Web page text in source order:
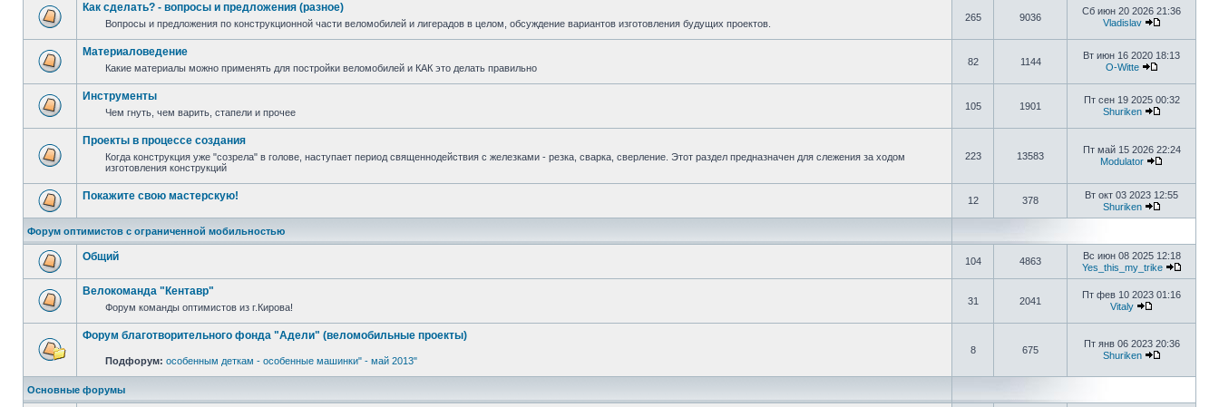
Как сделать? - вопросы и предложения (разное)
Вопросы и предложения по конструкционной части веломобилей и лигерадов в целом, обсуждение вариантов изготовления будущих проектов.
265 9036
Сб июн 20 2026 21:36
Vladislav
Материаловедение
Какие материалы можно применять для постройки веломобилей и КАК это делать правильно
82 1144
Вт июн 16 2020 18:13
O-Witte
Инструменты
Чем гнуть, чем варить, стапели и прочее
105 1901
Пт сен 19 2025 00:32
Shuriken
Проекты в процессе создания
Когда конструкция уже "созрела" в голове, наступает период священнодействия с железками - резка, сварка, сверление. Этот раздел предназначен для слежения за ходом
изготовления конструкций
223 13583
Пт май 15 2026 22:24
Modulator
Покажите свою мастерскую! 12 378
Вт окт 03 2023 12:55
Shuriken
Форум оптимистов с ограниченной мобильностью
Общий 104 4863
Вс июн 08 2025 12:18
Yes_this_my_trike
Велокоманда "Кентавр"
Форум команды оптимистов из г.Кирова!
31 2041
Пт фев 10 2023 01:16
Vitaly
Форум благотворительного фонда "Адели" (веломобильные проекты)
Подфорум: особенным деткам - особенные машинки" - май 2013"
8 675
Пт янв 06 2023 20:36
Shuriken
Основные форумы